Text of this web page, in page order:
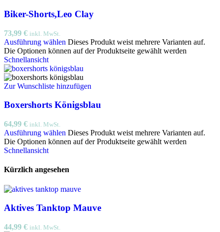
Biker-Shorts,Leo Clay
73,99 € inkl. MwSt.
Ausführung wählen Dieses Produkt weist mehrere Varianten auf.
Die Optionen können auf der Produktseite gewählt werden
Schnellansicht
Zur Wunschliste hinzufügen
Boxershorts Königsblau
64,99 € inkl. MwSt.
Ausführung wählen Dieses Produkt weist mehrere Varianten auf.
Die Optionen können auf der Produktseite gewählt werden
Schnellansicht
Kürzlich angesehen
Aktives Tanktop Mauve
44,99 € inkl. MwSt.